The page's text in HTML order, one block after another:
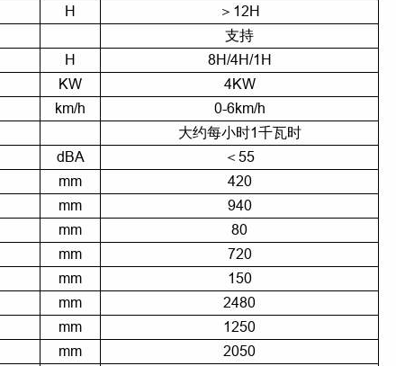
H
＞12H
支持
H
8H/4H/1H
KW
4KW
km/h
0-6km/h
大约每小时1千瓦时
dBA
＜55
mm
420
mm
940
mm
80
mm
720
mm
150
mm
2480
mm
1250
mm
2050